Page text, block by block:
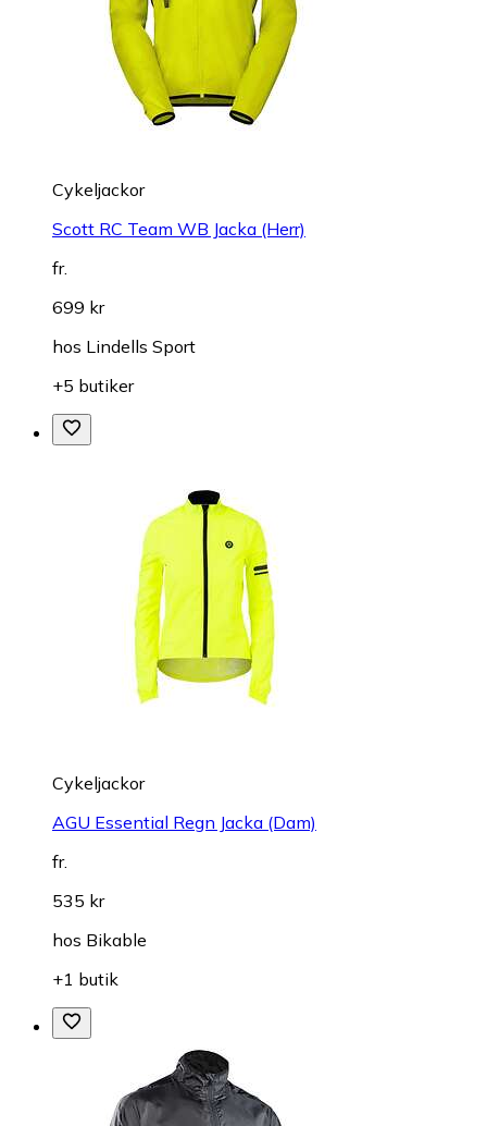
Cykeljackor
Scott RC Team WB Jacka (Herr)
fr.
699 kr
hos Lindells Sport
+5 butiker
Cykeljackor
AGU Essential Regn Jacka (Dam)
fr.
535 kr
hos Bikable
+1 butik